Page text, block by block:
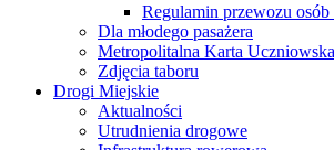
Regulamin przewozu osób
Dla młodego pasażera
Metropolitalna Karta Uczniowska
Zdjęcia taboru
Drogi Miejskie
Aktualności
Utrudnienia drogowe